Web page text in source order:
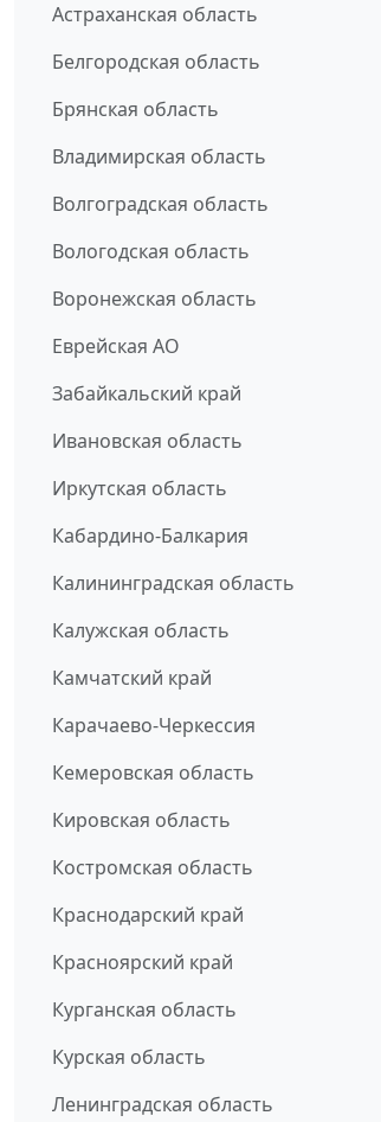
Астраханская область
Белгородская область
Брянская область
Владимирская область
Волгоградская область
Вологодская область
Воронежская область
Еврейская АО
Забайкальский край
Ивановская область
Иркутская область
Кабардино-Балкария
Калининградская область
Калужская область
Камчатский край
Карачаево-Черкессия
Кемеровская область
Кировская область
Костромская область
Краснодарский край
Красноярский край
Курганская область
Курская область
Ленинградская область